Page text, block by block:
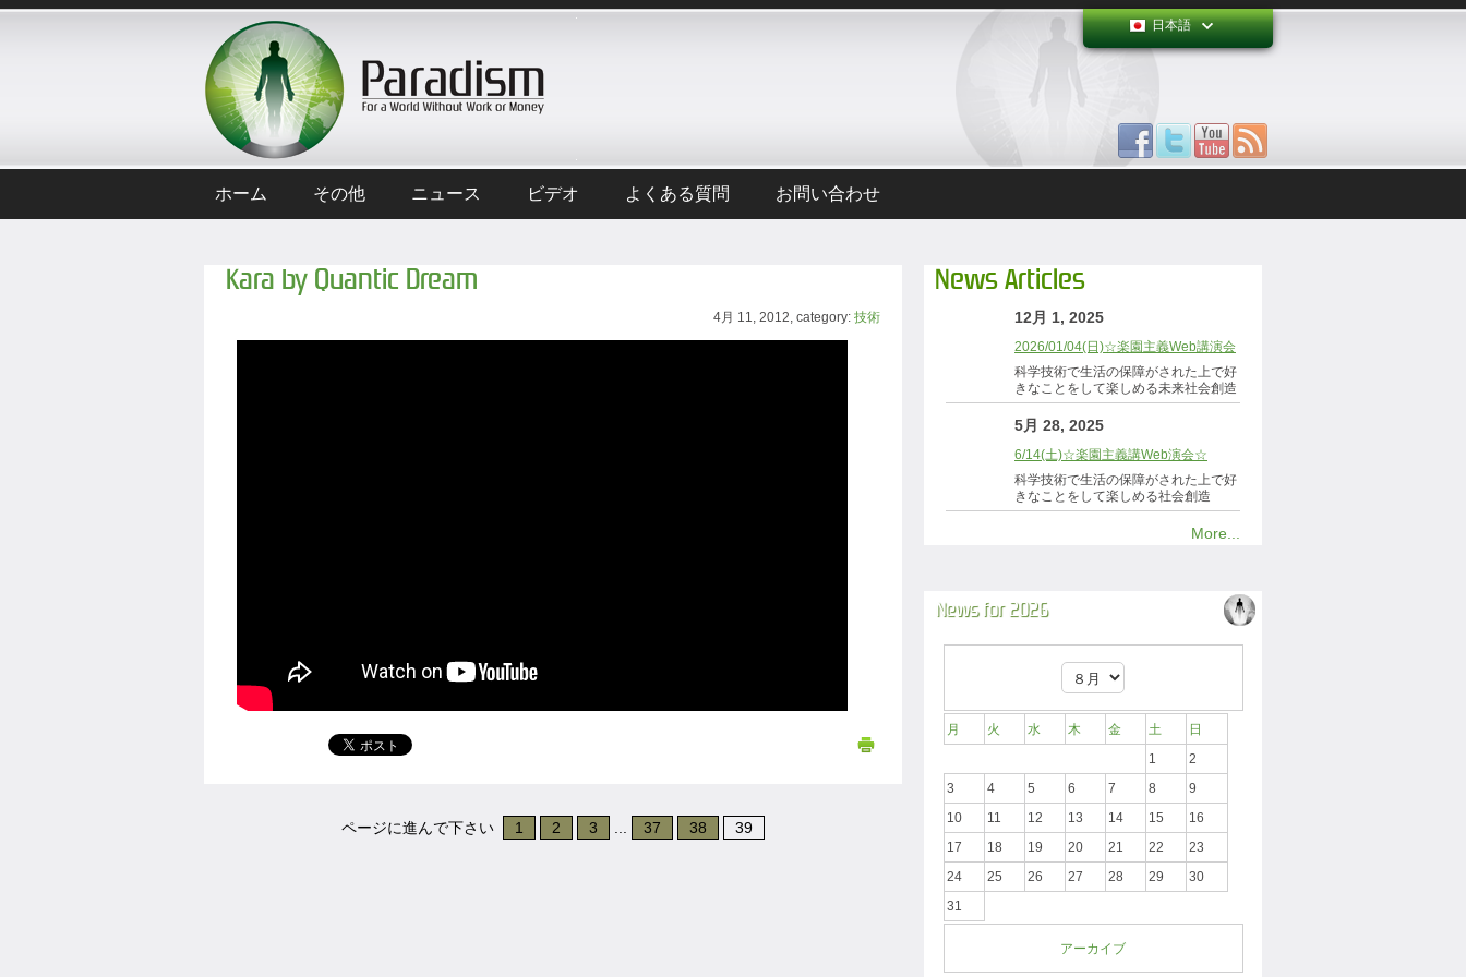
日本語
ホーム その他 ニュース ビデオ よくある質問 お問い合わせ
Kara by Quantic Dream
4月 11, 2012, category: 技術
ページに進んで下さい 1 2 3 37 38 39
News Articles
12月 1, 2025
2026/01/04(日)☆楽園主義Web講演会
科学技術で生活の保障がされた上で好
きなことをして楽しめる未来社会創造
5月 28, 2025
6/14(土)☆楽園主義講Web演会☆
科学技術で生活の保障がされた上で好
きなことをして楽しめる社会創造
More...
News for 2026
月 火 水 木 金 土
日
1
2
3
4 5 6 7 8
9
10
11 12 13 14 15
16
17
18 19 20 21 22
23
24
25 26 27 28 29
30
31
アーカイブ